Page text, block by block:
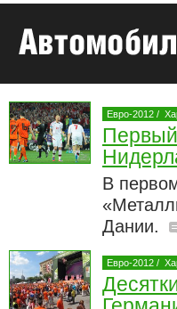
Евро-2012 /
В
Дании.
Евро-2012 /